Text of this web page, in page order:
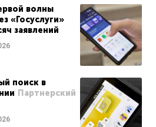
волны
«Госуслуги»
заявлений
поиск в
Партнерский